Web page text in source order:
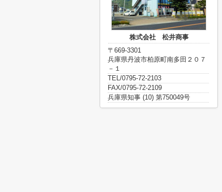
株式会社 松井商事
〒669-3301
兵庫県丹波市柏原町南多田２０７
－１
TEL/0795-72-2103
FAX/0795-72-2109
兵庫県知事 (10) 第750049号